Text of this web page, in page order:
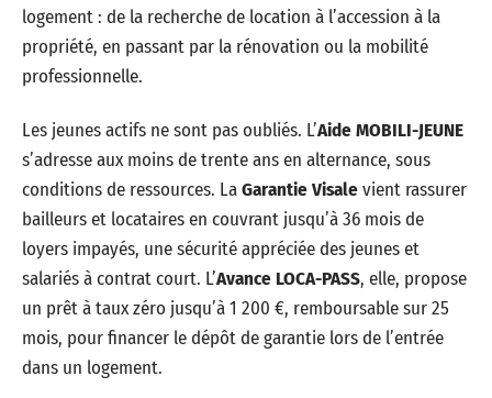
logement : de la recherche de location à l’accession à la
propriété, en passant par la rénovation ou la mobilité
professionnelle.
Les jeunes actifs ne sont pas oubliés. L’Aide MOBILI-JEUNE
s’adresse aux moins de trente ans en alternance, sous
conditions de ressources. LaGarantie Visalevient rassurer
bailleurs et locataires en couvrant jusqu’à 36 mois de
loyers impayés, une sécurité appréciée des jeunes et
salariés à contrat court. L’Avance LOCA-PASS, elle, propose
un prêt à taux zéro jusqu’à 1 200 €, remboursable sur 25
mois, pour financer le dépôt de garantie lors de l’entrée
dans un logement.